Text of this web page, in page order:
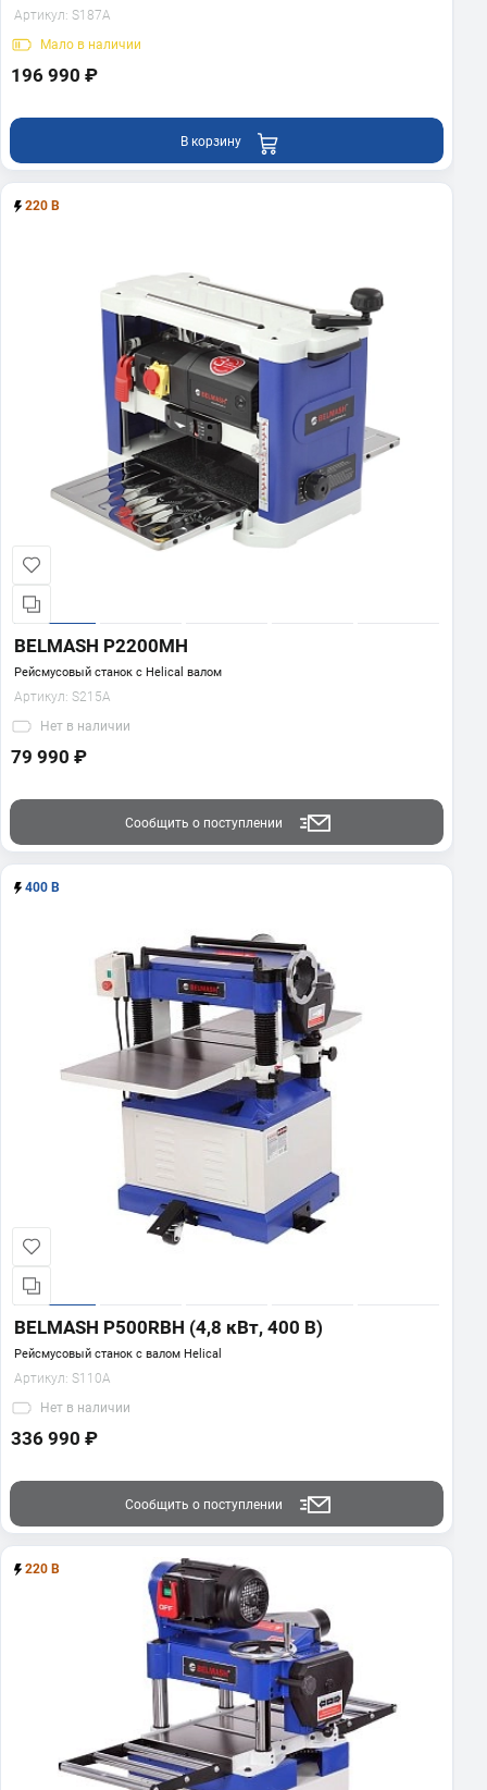
Артикул: S187A
Мало в наличии
196 990 ₽
В корзину
220 В
BELMASH P2200MH
Рейсмусовый станок с Helical валом
Артикул: S215A
Нет в наличии
79 990 ₽
Сообщить о поступлении
400 В
BELMASH P500RBH (4,8 кВт, 400 В)
Рейсмусовый станок с валом Helical
Артикул: S110A
Нет в наличии
336 990 ₽
Сообщить о поступлении
220 В